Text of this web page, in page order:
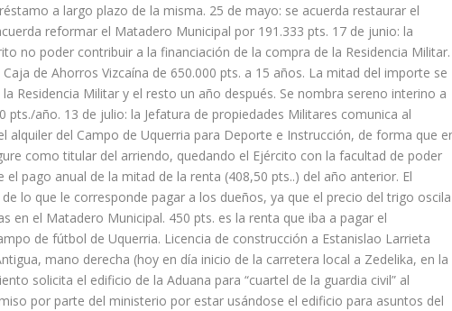
a largo plazo de la misma. 25 de mayo: se acuerda restaurar el
reformar el Matadero Municipal por 191.333 pts. 17 de junio: la
no poder contribuir a la financiación de la compra de la Residencia Militar.
de Ahorros Vizcaína de 650.000 pts. a 15 años. La mitad del importe se
Residencia Militar y el resto un año después. Se nombra sereno interino a
pts./año. 13 de julio: la Jefatura de propiedades Militares comunica al
alquiler del Campo de Uquerria para Deporte e Instrucción, de forma que
como titular del arriendo, quedando el Ejército con la facultad de poder
pago anual de la mitad de la renta (408,50 pts..) del año anterior. El
lo que le corresponde pagar a los dueños, ya que el precio del trigo oscila
en el Matadero Municipal. 450 pts. es la renta que iba a pagar el
de fútbol de Uquerria. Licencia de construcción a Estanislao Larrieta
mano derecha (hoy en día inicio de la carretera local a Zedelika, en la
solicita el edificio de la Aduana para “cuartel de la guardia civil” al
por parte del ministerio por estar usándose el edificio para asuntos del